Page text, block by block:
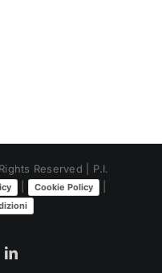
Reserved | P.I.
Cookie Policy
LinkedIn